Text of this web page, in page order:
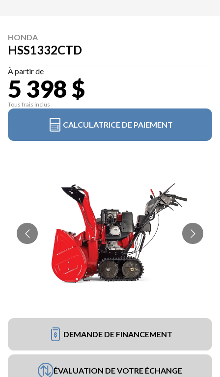
HONDA
HSS1332CTD
À partir de
5 398 $
Tous frais inclus
CALCULATRICE DE PAIEMENT
DEMANDE DE FINANCEMENT
ÉVALUATION DE VOTRE ÉCHANGE